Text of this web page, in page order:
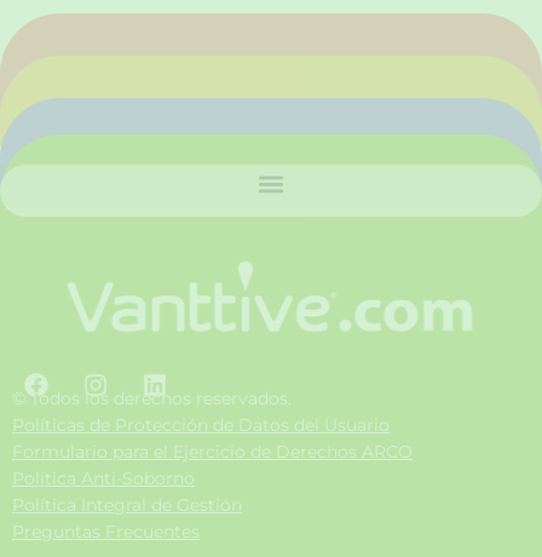
F
a
c
e
b
o
o
k
I
n
s
t
a
g
r
a
L
i
n
k
e
d
i
n
© Todos los derechos reservados.
Políticas de Protección de Datos del Usuario
Formulario para el Ejercicio de Derechos ARCO
Política Anti-Soborno
Política Integral de Gestión
Preguntas Frecuentes